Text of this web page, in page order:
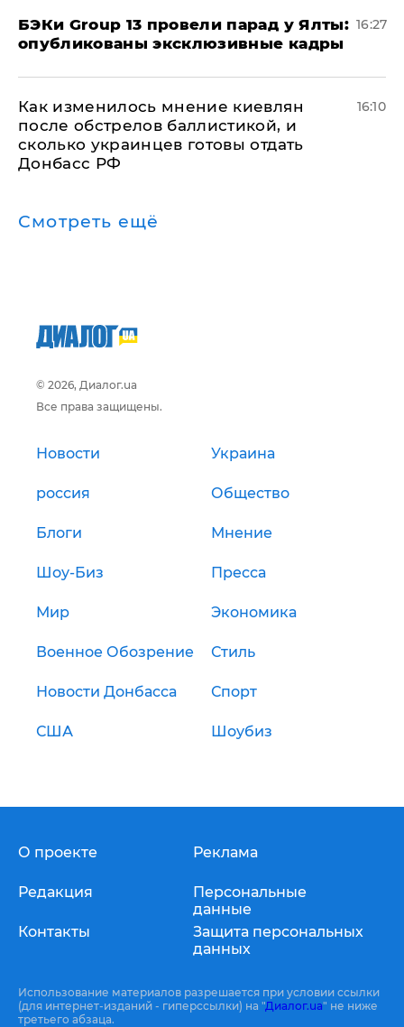
​БЭКи Group 13 провели парад у Ялты:
опубликованы эксклюзивные кадры
16:27
Как изменилось мнение киевлян
после обстрелов баллистикой, и
сколько украинцев готовы отдать
Донбасс РФ
16:10
Смотреть ещё
© 2026, Диалог.ua
Все права защищены.
Новости Украина
россия Общество
Блоги Мнение
Шоу-Биз Пресса
Мир Экономика
Военное Обозрение Стиль
Новости Донбасса Спорт
США Шоубиз
О проекте
Редакция
Контакты
Реклама
Персональные
данные
Защита персональных
данных
Использование материалов разрешается при условии ссылки
(для интернет-изданий - гиперссылки) на "Диалог.ua" не ниже
третьего абзаца.